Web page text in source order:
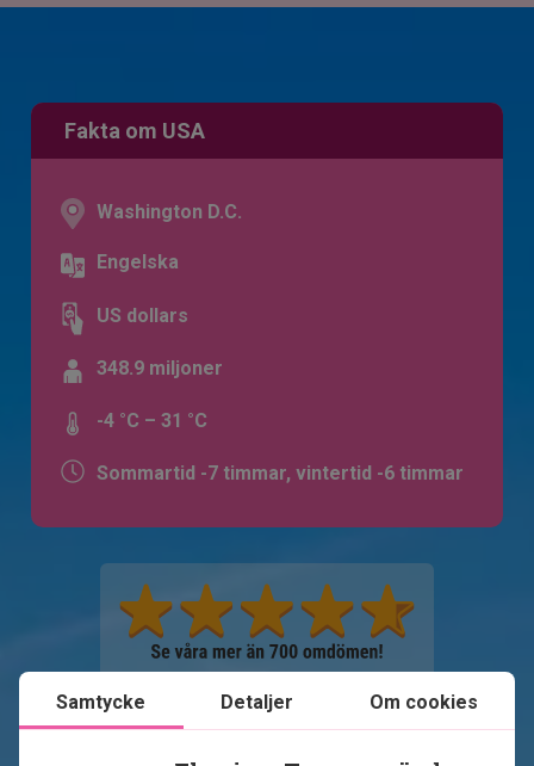
Fakta om USA
Washington D.C.
Engelska
US dollars
348.9 miljoner
-4 °C – 31 °C
Sommartid -7 timmar, vintertid -6 timmar
Samtycke Detaljer Om cookies